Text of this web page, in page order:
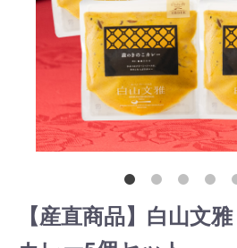
【産直商品】白山文